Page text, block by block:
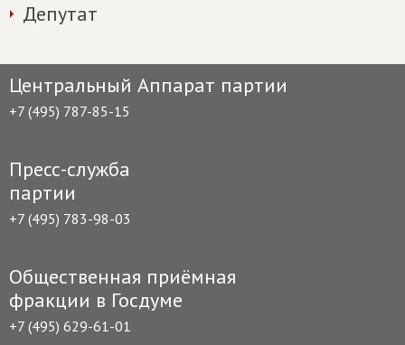
Депутат
Центральный Аппарат партии
+7 (495) 787-85-15
Пресс-служба
партии
+7 (495) 783-98-03
Общественная приёмная
фракции в Госдуме
+7 (495) 629-61-01